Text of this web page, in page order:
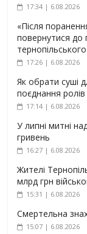
17:34 | 6.08.2026
«Після
повернутися до
17:26 | 6.08.2026
Як обрати суші
поєднання ролів
17:14 | 6.08.2026
У липні митні
гривень
16:27 | 6.08.2026
Жителі
млрд грн
15:31 | 6.08.2026
Смертельна
15:07 | 6.08.2026